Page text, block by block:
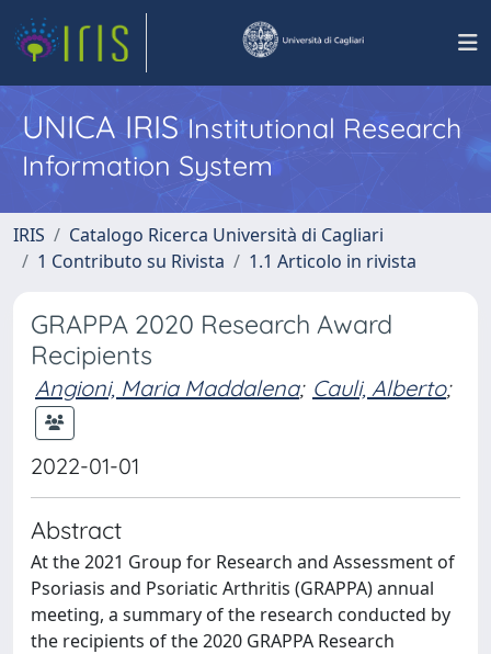
UNICA IRISInstitutional Research
Information System
IRIS
Catalogo Ricerca Università di Cagliari
1 Contributo su Rivista
1.1 Articolo in rivista
GRAPPA 2020 Research Award
Recipients
Angioni, Maria Maddalena; Cauli, Alberto;
2022-01-01
Abstract
At the 2021 Group for Research and Assessment of
Psoriasis and Psoriatic Arthritis (GRAPPA) annual
meeting, a summary of the research conducted by
the recipients of the 2020 GRAPPA Research